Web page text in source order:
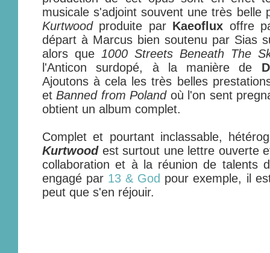
musicale s'adjoint souvent une très belle
Kurtwoodproduite par Kaeoflux offre
départ à Marcus bien soutenu par Sias
alors que 1000 Streets Beneath The
l'Anticon surdopé, à la manière de
Ajoutons à cela les très belles
et Banned from Polandoù l'on sent
obtient un album complet.
Complet et pourtant inclassable,
Kurtwoodest surtout une lettre ouverte
collaboration et à la réunion de talents
engagé par 13 & God pour exemple, il
peut que s'en réjouir.